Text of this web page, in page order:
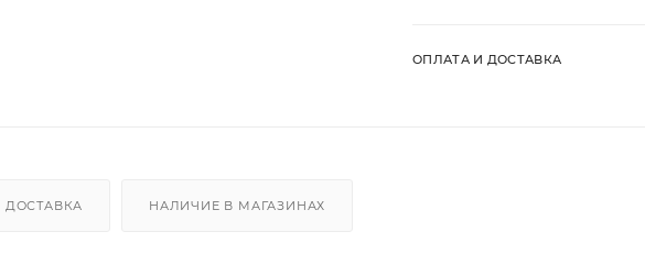
ОПЛАТА И ДОСТАВКА
ДОСТАВКА НАЛИЧИЕ В МАГАЗИНАХ